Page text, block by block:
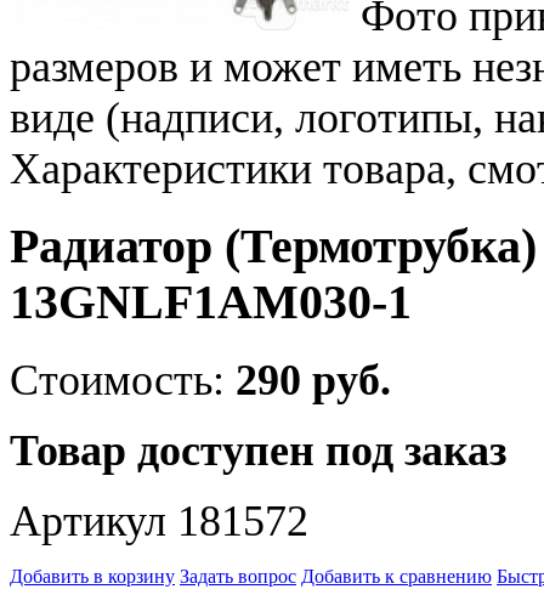
Фото
размеров и может иметь
виде (надписи, логотипы,
Характеристики товара,
Радиатор
13GNLF1AM030-1
Стоимость: 290 руб.
Товар доступен под заказ
Артикул 181572
Добавить в корзину Задать вопрос Добавить к сравнению